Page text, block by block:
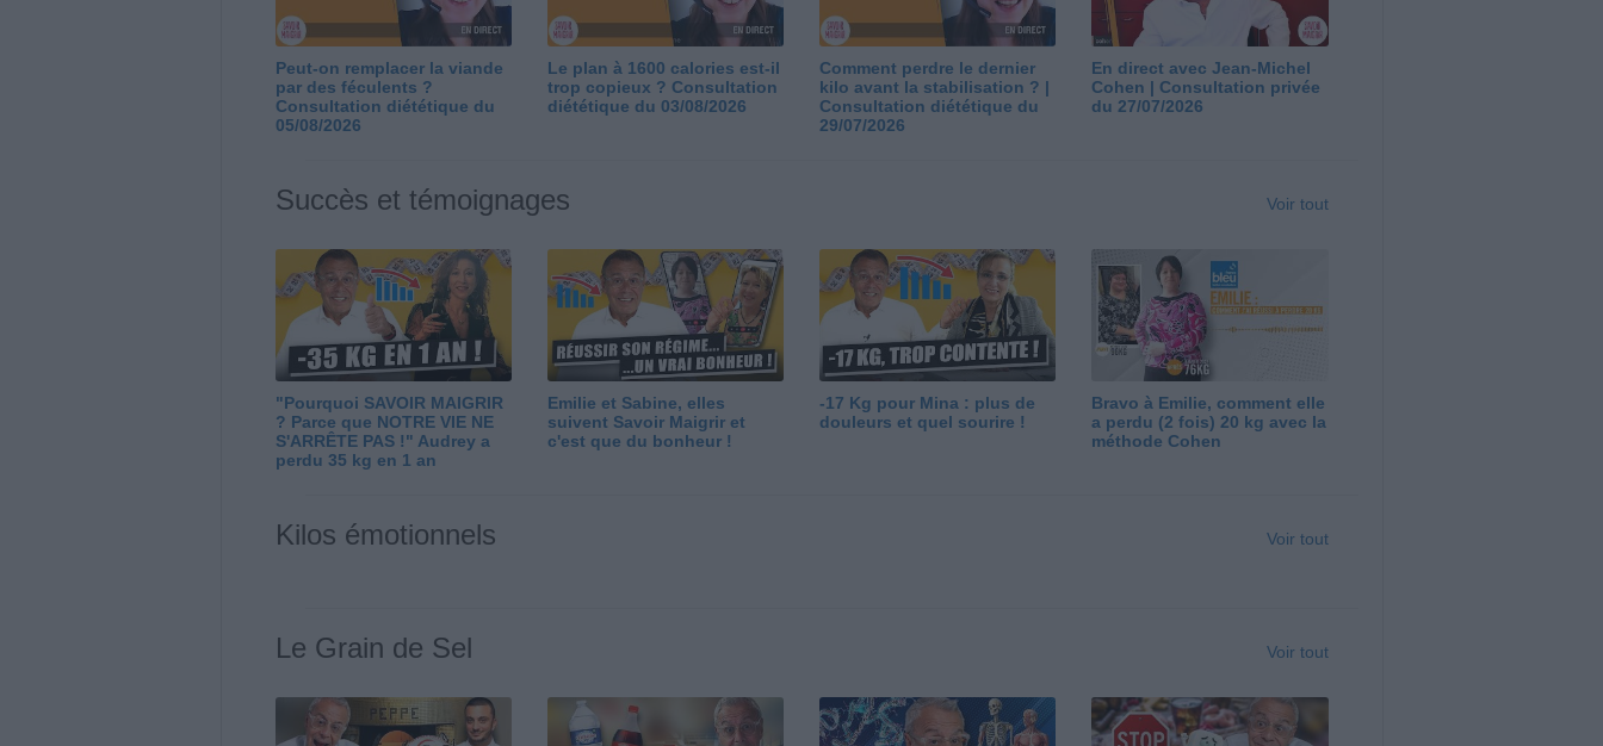
Peut-on remplacer la viande
par des féculents ?
Consultation diététique du
05/08/2026
Le plan à 1600 calories est-il
trop copieux ? Consultation
diététique du 03/08/2026
Comment perdre le dernier
kilo avant la stabilisation ? |
Consultation diététique du
29/07/2026
En direct avec Jean-Michel
Cohen | Consultation privée
du 27/07/2026
Succès et témoignages Voir tout
"Pourquoi SAVOIR MAIGRIR
? Parce que NOTRE VIE NE
S'ARRÊTE PAS !" Audrey a
perdu 35 kg en 1 an
Emilie et Sabine, elles
suivent Savoir Maigrir et
c'est que du bonheur !
-17 Kg pour Mina : plus de
douleurs et quel sourire !
Bravo à Emilie, comment elle
a perdu (2 fois) 20 kg avec la
méthode Cohen
Kilos émotionnels Voir tout
Le Grain de Sel Voir tout